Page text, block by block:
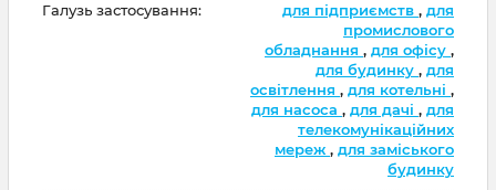
Галузь застосування: для підприємств , для
промислового
обладнання , для офісу ,
для будинку , для
освітлення , для котельні ,
для насоса , для дачі , для
телекомунікаційних
мереж , для заміського
будинку